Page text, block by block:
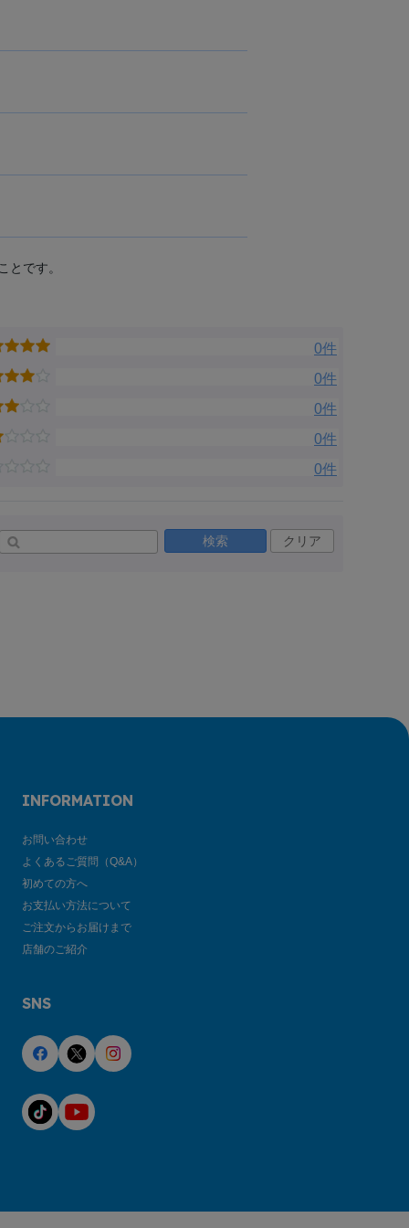
とです。
0件
0件
0件
0件
0件
検索 クリア
INFORMATION
お問い合わせ
よくあるご質問（Q&A）
初めての方へ
お支払い方法について
ご注文からお届けまで
店舗のご紹介
SNS